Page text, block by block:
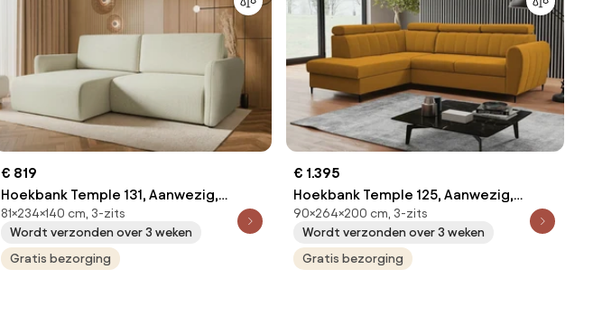
€ 819
Hoekbank Temple 131, Aanwezig,
Aanwezig, 234x140x81cm, 104.5 kg,
Poten: Kunststof
81×234×140 cm, 3-zits
Wordt verzonden over 3 weken
Gratis bezorging
€ 1.395
Hoekbank Temple 125, Aanwezig,
Aanwezig, 264x200x90cm, 155 kg,
Poten: Metaal
90×264×200 cm, 3-zits
Wordt verzonden over 3 weken
Gratis bezorging